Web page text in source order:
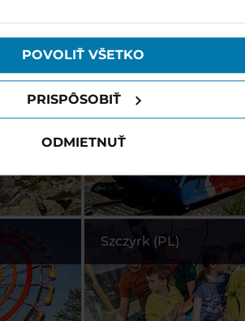
POVOLIŤ VŠETKO
PRISPÔSOBIŤ
ODMIETNUŤ
Vysoké Tatry (SK)
Szczyrk (PL)